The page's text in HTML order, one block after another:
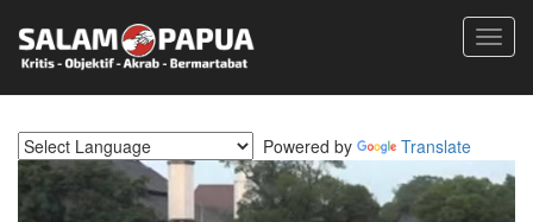
Powered by Translate